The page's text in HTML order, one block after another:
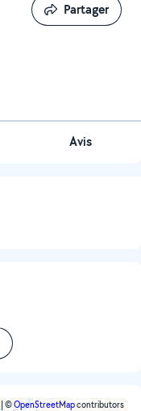
Partager
Partager
Avis
©OpenStreetMapcontributors